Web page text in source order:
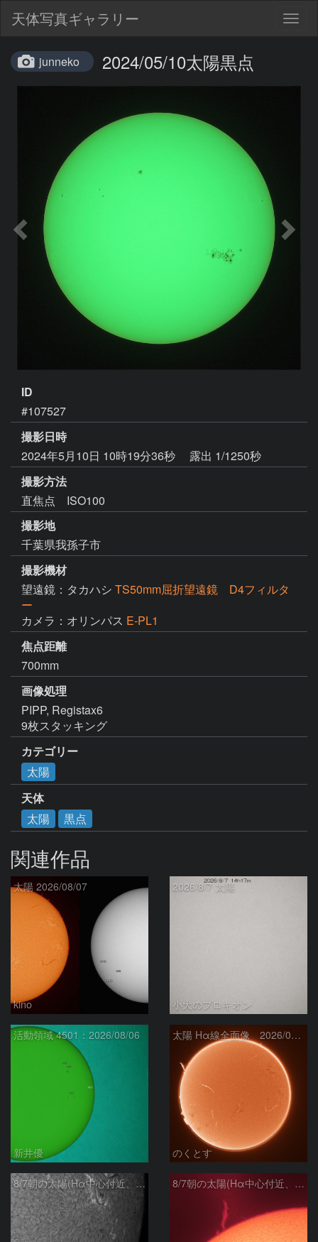
天体写真ギャラリー
junneko 2024/05/10太陽黒点
ID
#107527
撮影日時
2024年5月10日 10時19分36秒
露出 1/1250秒
撮影方法
直焦点 ISO100
撮影地
千葉県我孫子市
撮影機材
望遠鏡：タカハシ TS50mm屈折望遠鏡 D4フィルタ
ー
カメラ：オリンパス E-PL1
焦点距離
700mm
画像処理
PIPP, Registax6
9枚スタッキング
カテゴリー
太陽
天体
太陽
黒点
関連作品
太陽 2026/08/07
kino
2026/8/7 太陽
小犬のプロキオン
活動領域 4501：2026/08/06
新井優
太陽 Hα線全面像 2026/08/07
のくとす
8/7朝の太陽(Hα中心付近、4498、4502付近) 8/7朝の太陽(Hα中心付近、プロミネンス)